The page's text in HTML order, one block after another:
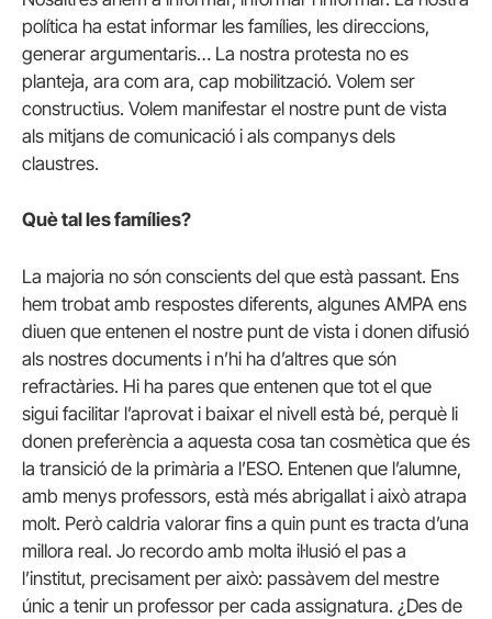
política ha estat informar les famílies, les direccions,
generar argumentaris… La nostra protesta no es
planteja, ara com ara, cap mobilització. Volem ser
constructius. Volem manifestar el nostre punt de vista
als mitjans de comunicació i als companys dels
claustres.
Què tal les famílies?
La majoria no són conscients del que està passant. Ens
hem trobat amb respostes diferents, algunes AMPA ens
diuen que entenen el nostre punt de vista i donen difusió
als nostres documents i n’hi ha d’altres que són
refractàries. Hi ha pares que entenen que tot el que
sigui facilitar l’aprovat i baixar el nivell està bé, perquè li
donen preferència a aquesta cosa tan cosmètica que és
la transició de la primària a l’ESO. Entenen que l’alumne,
amb menys professors, està més abrigallat i això atrapa
molt. Però caldria valorar fins a quin punt es tracta d’una
millora real. Jo recordo amb molta il·lusió el pas a
l’institut, precisament per això: passàvem del mestre
únic a tenir un professor per cada assignatura. ¿Des de